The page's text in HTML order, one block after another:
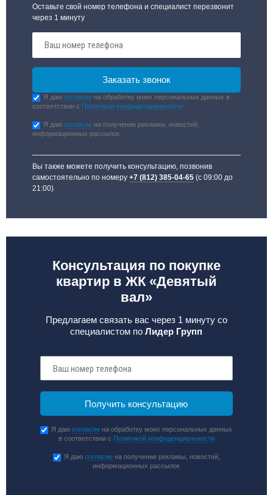
Оставьте свой номер телефона и специалист перезвонит
через 1 минуту
Я даюсогласие на обработку моих персональных данных в
соответствии с Политикой конфиденциальности
Я даюсогласие на получение рекламы, новостей,
информационных рассылок
Вы также можете получить консультацию, позвонив
самостоятельно по номеру+7 (812) 385-04-65 (с 09:00 до
21:00)
Консультация по покупке
квартир в ЖК «Девятый
вал»
Предлагаем связать вас через 1 минуту со
специалистом поЛидер Групп
Я даюсогласие на обработку моих персональных данных
в соответствии с Политикой конфиденциальности
Я даю согласиена получение рекламы, новостей,
информационных рассылок